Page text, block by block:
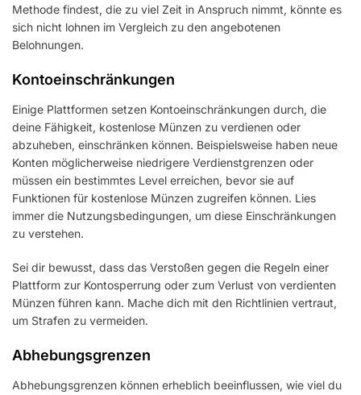
Methode findest, die zu viel Zeit in Anspruch nimmt, könnte es
sich nicht lohnen im Vergleich zu den angebotenen
Belohnungen.
Kontoeinschränkungen
Einige Plattformen setzen Kontoeinschränkungen durch, die
deine Fähigkeit, kostenlose Münzen zu verdienen oder
abzuheben, einschränken können. Beispielsweise haben neue
Konten möglicherweise niedrigere Verdienstgrenzen oder
müssen ein bestimmtes Level erreichen, bevor sie auf
Funktionen für kostenlose Münzen zugreifen können. Lies
immer die Nutzungsbedingungen, um diese Einschränkungen
zu verstehen.
Sei dir bewusst, dass das Verstoßen gegen die Regeln einer
Plattform zur Kontosperrung oder zum Verlust von verdienten
Münzen führen kann. Mache dich mit den Richtlinien vertraut,
um Strafen zu vermeiden.
Abhebungsgrenzen
Abhebungsgrenzen können erheblich beeinflussen, wie viel du